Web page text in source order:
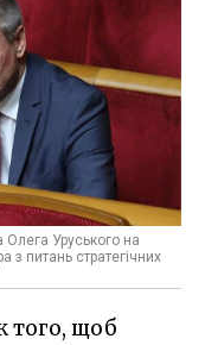
Олега Уруського на
з питань стратегічних
того, щоб